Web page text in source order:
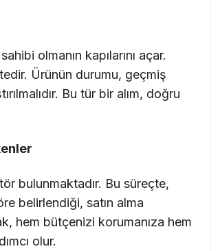
olmanın kapılarını açar.
Ürünün durumu, geçmiş
Bu tür bir alım, doğru
bulunmaktadır. Bu süreçte,
belirlendiği, satın alma
hem bütçenizi korumanıza hem
olur.